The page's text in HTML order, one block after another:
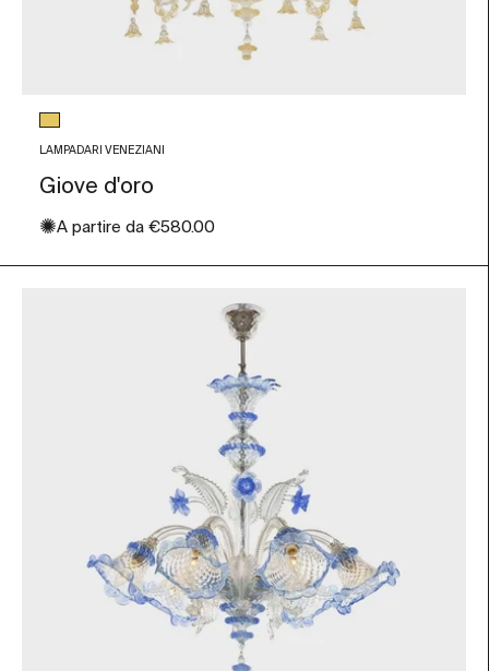
Colore vetro
Foglia Oro
LAMPADARI VENEZIANI
Giove d'oro
✺Prezzo scontato
A partire da €580.00